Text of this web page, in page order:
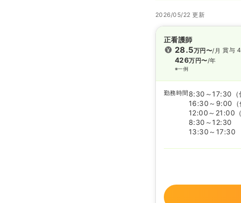
2026/05/22 更新
正看護師
28.5万円〜/月
426万円〜/年
※一例
賞与
勤務時間 8:30～17:30
16:30～9:00
12:00～21:00
8:30～12:30
13:30～17:30